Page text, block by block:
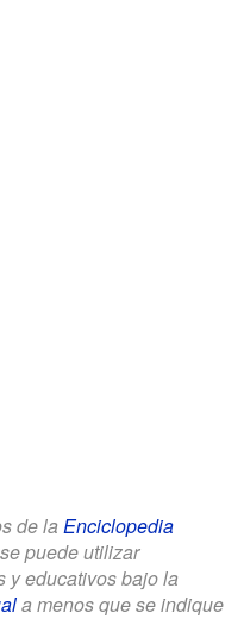
de la Enciclopedia
puede utilizar
y educativos bajo la
a menos que se indique